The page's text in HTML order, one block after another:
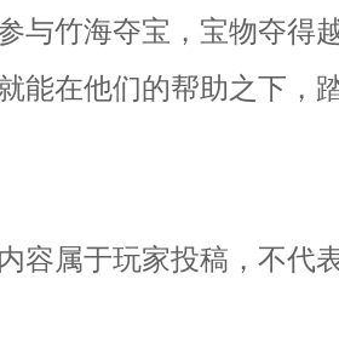
竹海夺宝，宝物夺得
能在他们的帮助之下，
属于玩家投稿，不代